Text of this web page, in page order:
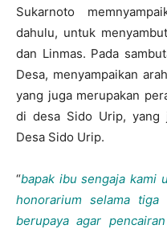
Sukarnoto
dahulu, untuk
dan Linmas. Pada
Desa, menyampaikan
yang juga merupakan
di desa Sido Urip, yang
Desa Sido Urip.
“bapak ibu sengaja kami
honorarium selama
berupaya agar